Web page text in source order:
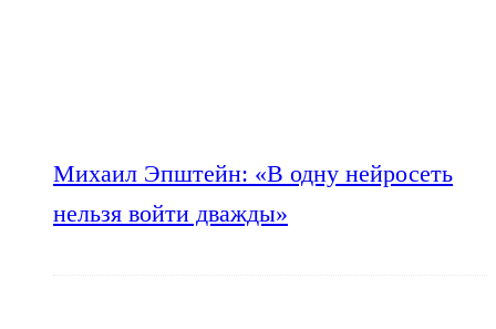
Михаил Эпштейн: «В одну нейросеть
нельзя войти дважды»